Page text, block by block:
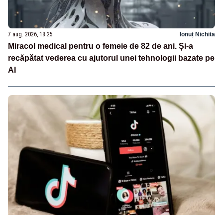
7 aug. 2026, 18:25 Ionuț Nichita
Miracol medical pentru o femeie de 82 de ani. Și-a
recăpătat vederea cu ajutorul unei tehnologii bazate pe
AI